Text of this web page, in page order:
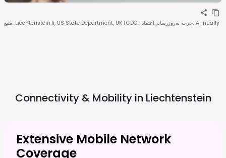
منبع: Liechtenstein.li, US State Department, UK FCDO اعتماد:
1 چرخه به‌روزرسانی: Annually
Connectivity & Mobility in Liechtenstein
Extensive Mobile Network
Coverage